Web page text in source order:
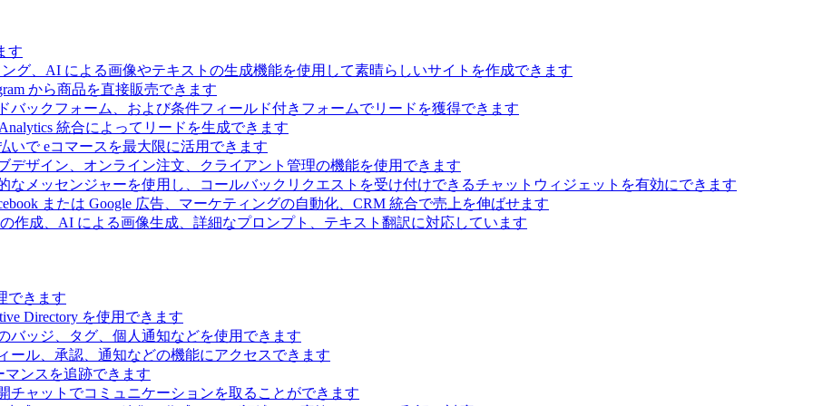
す
グ、AI による画像やテキストの生成機能を使用して素晴らしいサイトを作成できます
から商品を直接販売できます
バックフォーム、および条件フィールド付きフォームでリードを獲得できます
統合によってリードを生成できます
いで eコマースを最大限に活用できます
デザイン、オンライン注文、クライアント管理の機能を使用できます
なメッセンジャーを使用し、コールバックリクエストを受け付けできるチャットウィジェットを有効にできます
または Google 広告、マーケティングの自動化、CRM 統合で売上を伸ばせます
作成、AI による画像生成、詳細なプロンプト、テキスト翻訳に対応しています
できます
Directory を使用できます
バッジ、タグ、個人通知などを使用できます
ール、承認、通知などの機能にアクセスできます
ンスを追跡できます
チャットでコミュニケーションを取ることができます